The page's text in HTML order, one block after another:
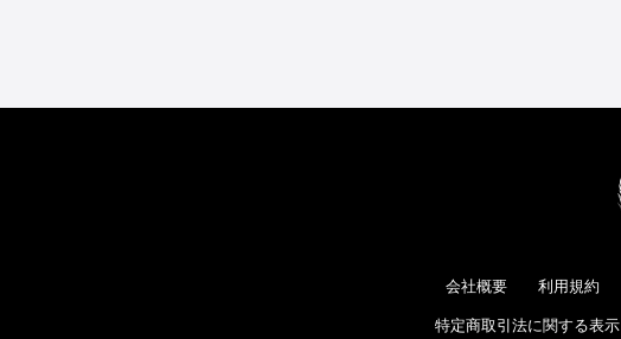
会社概要 利用規約
特定商取引法に関する表示